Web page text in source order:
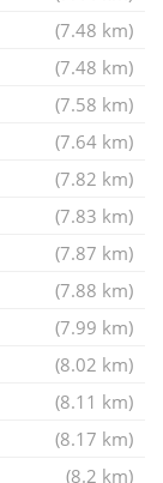
(7.48 km)
(7.48 km)
(7.58 km)
(7.64 km)
(7.82 km)
(7.83 km)
(7.87 km)
(7.88 km)
(7.99 km)
(8.02 km)
(8.11 km)
(8.17 km)
(8.2 km)